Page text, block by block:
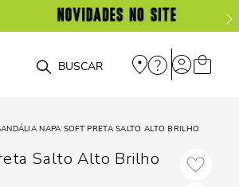
procurando?
NAPA SOFT PRETA SALTO ALTO BRILHO
Salto Alto Brilho